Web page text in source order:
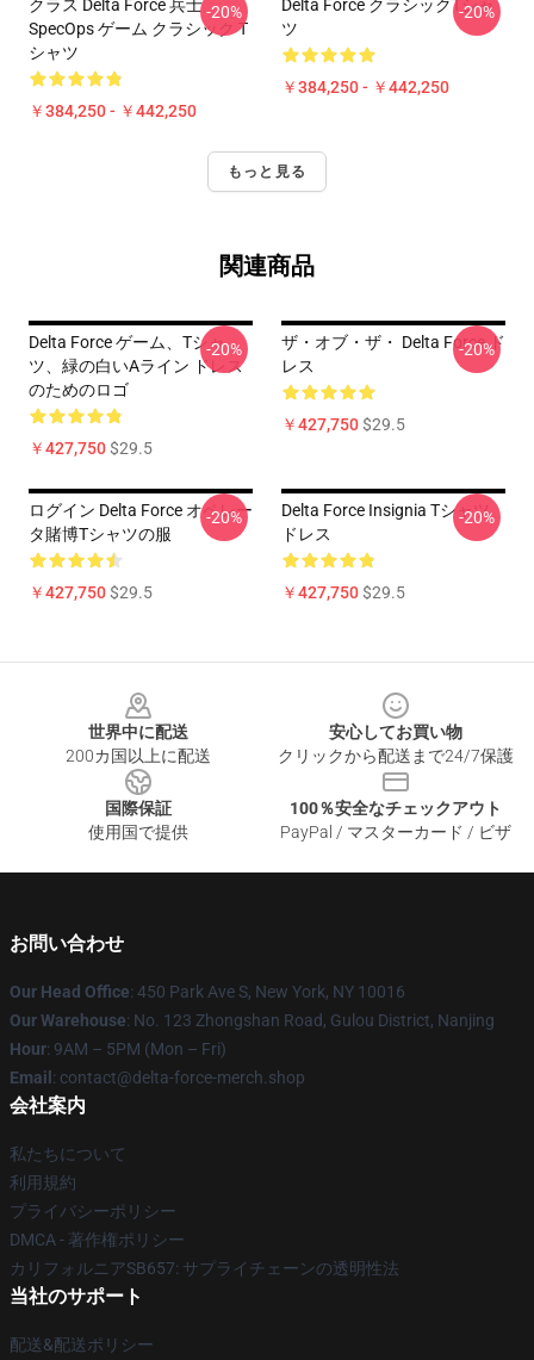
クラス Delta Force 兵士
SpecOps ゲーム クラシック T
シャツ
￥384,250 - ￥442,250
-20%
Delta Force クラシックTシャ
ツ
￥384,250 - ￥442,250
-20%
もっと見る
関連商品
Delta Force ゲーム、Tシャ
ツ、緑の白いAライン ドレス
のためのロゴ
￥427,750$29.5
-20%
ザ・オブ・ザ・ Delta Force ド
レス
￥427,750$29.5
-20%
ログイン Delta Force オペレー
タ賭博Tシャツの服
￥427,750$29.5
-20%
Delta Force Insignia Tシャツ
ドレス
￥427,750$29.5
-20%
世界中に配送
200カ国以上に配送
安心してお買い物
クリックから配送まで24/7保護
国際保証
使用国で提供
100％安全なチェックアウト
PayPal / マスターカード / ビザ
お問い合わせ
Our Head Office: 450 Park Ave S, New York, NY 10016
Our Warehouse: No. 123 Zhongshan Road, Gulou District, Nanjing
Hour: 9AM – 5PM (Mon – Fri)
Email : contact@delta-force-merch.shop
会社案内
私たちについて
利用規約
プライバシーポリシー
DMCA - 著作権ポリシー
カリフォルニアSB657: サプライチェーンの透明性法
当社のサポート
配送&配送ポリシー